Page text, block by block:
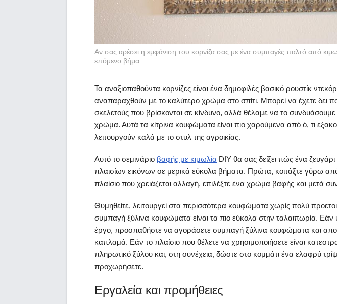
Αν σας αρέσει η εμφάνιση του κορνίζα σας με ένα συμπαγές παλτό από
επόμενο βήμα.
Τα αναξιοπαθούντα κορνίζες είναι ένα δημοφιλές βασικό ρουστίκ
αναπαραχθούν με το καλύτερο χρώμα στο σπίτι. Μπορεί να έχετε δει
σκελετούς που βρίσκονται σε κίνδυνο, αλλά θέλαμε να το συνδυάσουμε
χρώμα. Αυτά τα κίτρινα κουφώματα είναι πιο χαρούμενα από ό, τι
λειτουργούν καλά με το στυλ της αγροικίας.
Αυτό το σεμινάριο βαφής με κιμωλία DIY θα σας δείξει πώς ένα
πλαισίων εικόνων σε μερικά εύκολα βήματα. Πρώτα, κοιτάξτε γύρω από
πλαίσιο που χρειάζεται αλλαγή, επιλέξτε ένα χρώμα βαφής και μετά
Θυμηθείτε, λειτουργεί στα περισσότερα κουφώματα χωρίς πολύ
συμπαγή ξύλινα κουφώματα είναι τα πιο εύκολα στην ταλαιπωρία. Εάν
έργο, προσπαθήστε να αγοράσετε συμπαγή ξύλινα κουφώματα και
καπλαμά. Εάν το πλαίσιο που θέλετε να χρησιμοποιήσετε είναι
πληρωτικό ξύλου και, στη συνέχεια, δώστε στο κομμάτι ένα ελαφρύ
προχωρήσετε.
Εργαλεία και προμήθειες